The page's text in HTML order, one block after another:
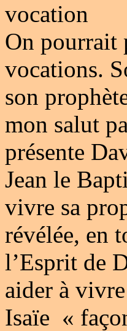
vocation
On pourrait
vocations.
son
mon salut
présente
Jean le
vivre sa
révélée, en
l’Esprit de
aider à
Isaïe «